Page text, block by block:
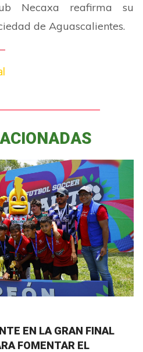
Necaxa reafirma su
de Aguascalientes.
EN LA GRAN FINAL
FOMENTAR EL